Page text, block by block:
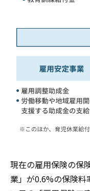
現在の雇用保険の保
業」が0.6%の保険料